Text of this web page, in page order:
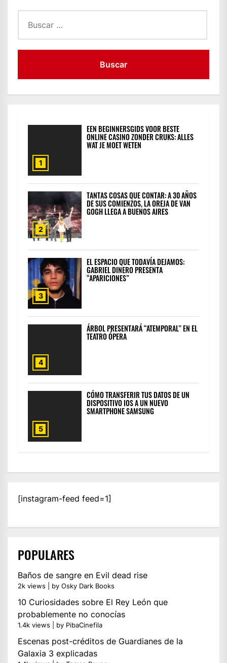
1
EEN BEGINNERSGIDS VOOR BESTE
ONLINE CASINO ZONDER CRUKS: ALLES
WAT JE MOET WETEN
2
TANTAS COSAS QUE CONTAR: A 30 AÑOS
DE SUS COMIENZOS, LA OREJA DE VAN
GOGH LLEGA A BUENOS AIRES
3
EL ESPACIO QUE TODAVÍA DEJAMOS:
GABRIEL DINERO PRESENTA
“APARICIONES”
4
ÁRBOL PRESENTARÁ “ATEMPORAL” EN EL
TEATRO ÓPERA
5
CÓMO TRANSFERIR TUS DATOS DE UN
DISPOSITIVO IOS A UN NUEVO
SMARTPHONE SAMSUNG
[instagram-feed feed=1]
POPULARES
Baños de sangre en Evil dead rise
2k views by Osky Dark Books
10 Curiosidades sobre El Rey León que
probablemente no conocías
1.4k views by PibaCinefila
Escenas post-créditos de Guardianes de la
Galaxia 3 explicadas